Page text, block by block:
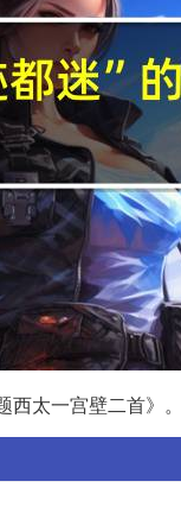
西太一宫壁二首》